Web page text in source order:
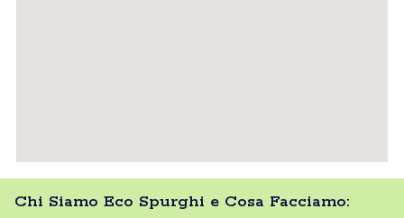
Chi Siamo Eco Spurghi e Cosa Facciamo: